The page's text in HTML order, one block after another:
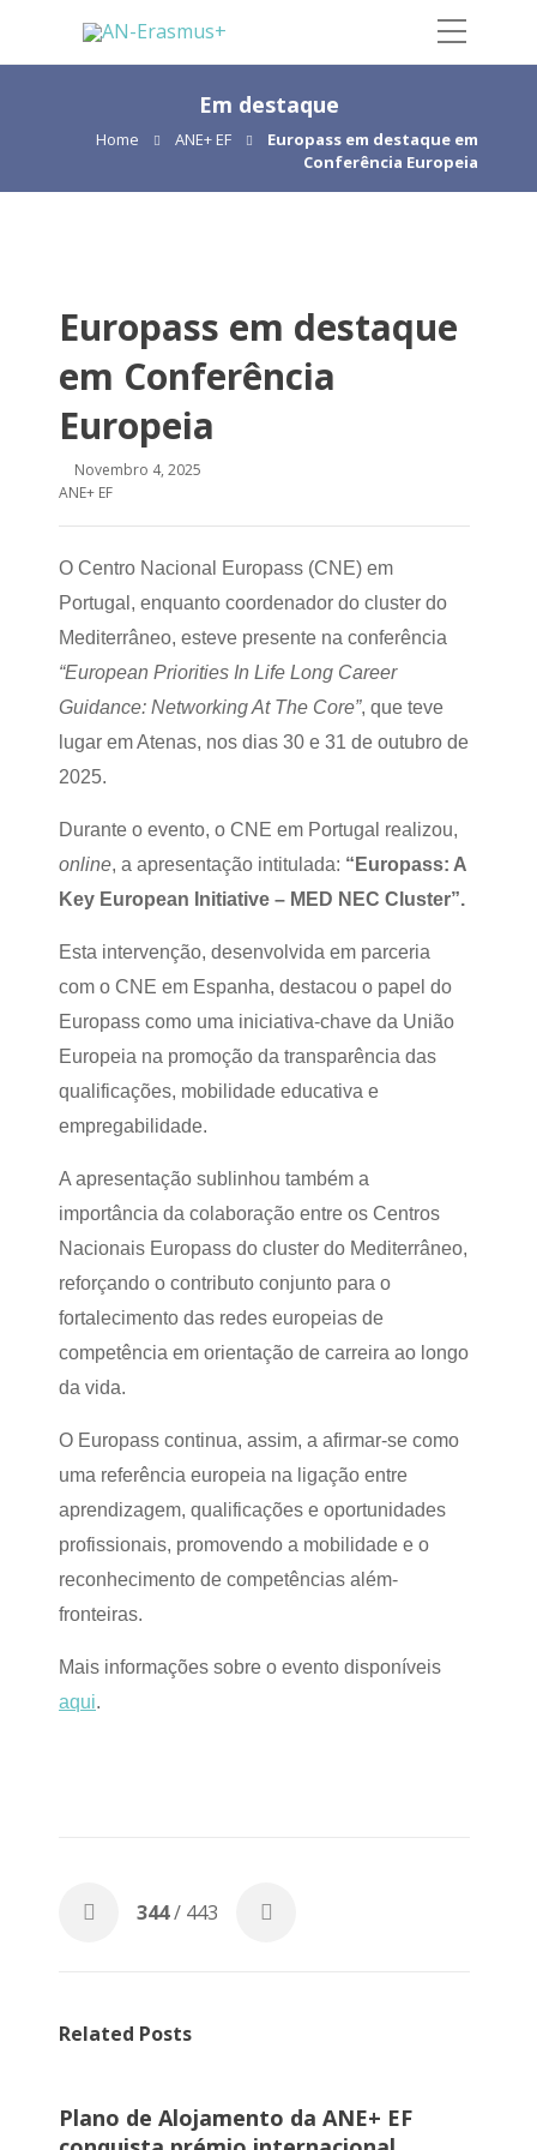
Em destaque
Home ANE+ EF
Europass em destaque em
Conferência Europeia
Europass em destaque
em Conferência
Europeia
Novembro 4, 2025
ANE+ EF
O Centro Nacional Europass (CNE) em
Portugal, enquanto coordenador do cluster do
Mediterrâneo, esteve presente na conferência
“European Priorities In Life Long Career
Guidance: Networking At The Core”, que teve
lugar em Atenas, nos dias 30 e 31 de outubro de
2025.
Durante o evento, o CNE em Portugal realizou,
online, a apresentação intitulada: “Europass: A
Key European Initiative – MED NEC Cluster”.
Esta intervenção, desenvolvida em parceria
com o CNE em Espanha, destacou o papel do
Europass como uma iniciativa-chave da União
Europeia na promoção da transparência das
qualificações, mobilidade educativa e
empregabilidade.
A apresentação sublinhou também a
importância da colaboração entre os Centros
Nacionais Europass do cluster do Mediterrâneo,
reforçando o contributo conjunto para o
fortalecimento das redes europeias de
competência em orientação de carreira ao longo
da vida.
O Europass continua, assim, a afirmar-se como
uma referência europeia na ligação entre
aprendizagem, qualificações e oportunidades
profissionais, promovendo a mobilidade e o
reconhecimento de competências além-
fronteiras.
Mais informações sobre o evento disponíveis
aqui.
344/ 443
Related Posts
Plano de Alojamento da ANE+ EF